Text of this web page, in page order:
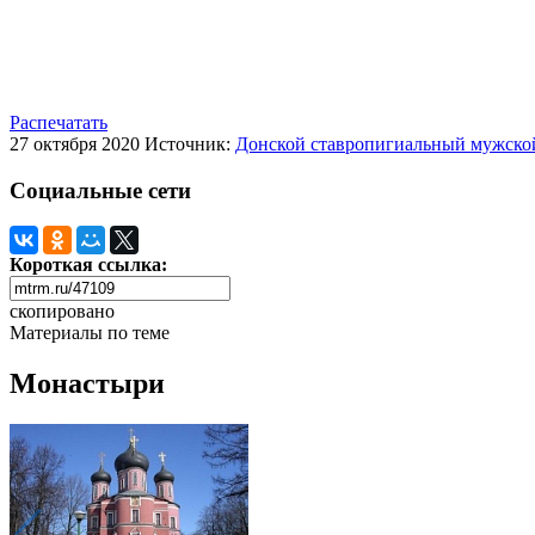
Распечатать
27 октября 2020 Источник: Донской ставропигиальный
Социальные сети
Короткая ссылка:
скопировано
Материалы по теме
Монастыри